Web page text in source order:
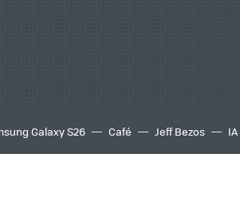
Galaxy S26 Café Jeff Bezos IA